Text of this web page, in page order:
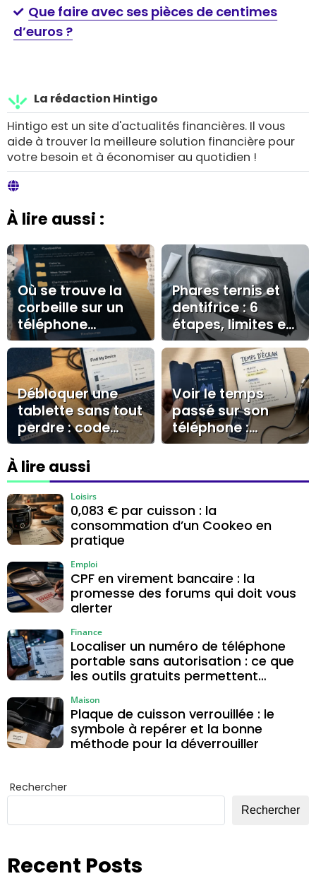
Que faire avec ses pièces de centimes
d’euros ?
La rédaction Hintigo
Hintigo est un site d'actualités financières. Il vous
aide à trouver la meilleure solution financière pour
votre besoin et à économiser au quotidien !
À lire aussi :
Où se trouve la
corbeille sur un
téléphone
portable ?
Galerie, Mes
Fichiers, Files by
Google
Phares ternis et
dentifrice : 6
étapes, limites et
bons gestes
Débloquer une
tablette sans tout
perdre : code
oublié, Samsung
et solutions
officielles
Voir le temps
passé sur son
téléphone :
iPhone, Android,
utiles
À lire aussi
0,083 € par cuisson : la
consommation d’un Cookeo en
pratique
Loisirs
CPF en virement bancaire : la
promesse des forums qui doit vous
alerter
Emploi
Localiser un numéro de téléphone
portable sans autorisation : ce que
les outils gratuits permettent
Finance
Plaque de cuisson verrouillée : le
symbole à repérer et la bonne
méthode pour la déverrouiller
Maison
Rechercher
Rechercher
Recent Posts